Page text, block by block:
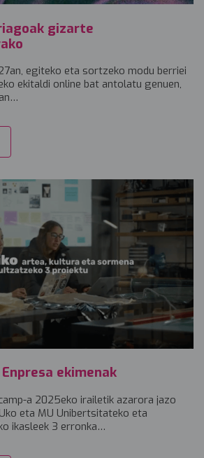
gizarte
egiteko eta sortzeko modu berriei
ekitaldi online bat antolatu genuen,
ekimenak
a 2025eko irailetik azarora jazo
eta MU Unibertsitateko eta
ikasleek 3 erronka…